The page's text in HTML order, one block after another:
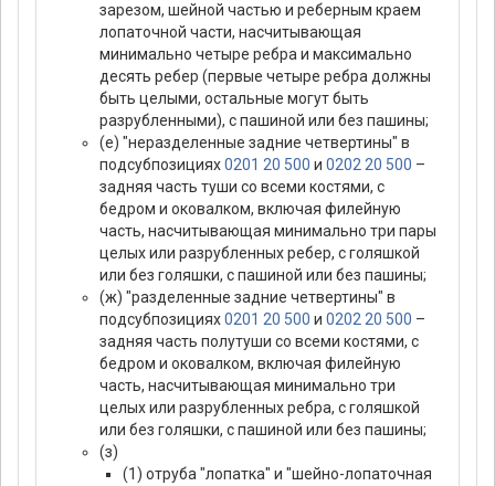
зарезом, шейной частью и реберным краем
лопаточной части, насчитывающая
минимально четыре ребра и максимально
десять ребер (первые четыре ребра должны
быть целыми, остальные могут быть
разрубленными), с пашиной или без пашины;
(е) "неразделенные задние четвертины" в
подсубпозициях0201 20 500 и 0202 20 500 –
задняя часть туши со всеми костями, с
бедром и оковалком, включая филейную
часть, насчитывающая минимально три пары
целых или разрубленных ребер, с голяшкой
или без голяшки, с пашиной или без пашины;
(ж) "разделенные задние четвертины" в
подсубпозициях0201 20 500 и 0202 20 500 –
задняя часть полутуши со всеми костями, с
бедром и оковалком, включая филейную
часть, насчитывающая минимально три
целых или разрубленных ребра, с голяшкой
или без голяшки, с пашиной или без пашины;
(з)
(1) отруба "лопатка" и "шейно-лопаточная